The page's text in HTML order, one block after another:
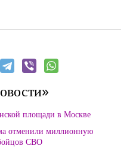
площади в Москве
отменили миллионную
СВО